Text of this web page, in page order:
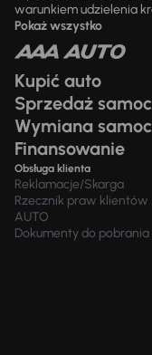
warunkiem udzielenia
Pokaż wszystko
Kupić auto
Sprzedaż
Wymiana
Finansowanie
Obsługa klienta
Reklamacje/Skarga
Rzecznik praw klientów
AUTO
Dokumenty do pobrania